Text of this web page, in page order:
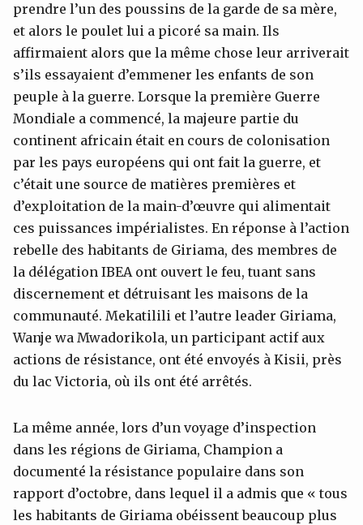
prendre l’un des poussins de la garde de sa mère,
et alors le poulet lui a picoré sa main. Ils
affirmaient alors que la même chose leur arriverait
s’ils essayaient d’emmener les enfants de son
peuple à la guerre. Lorsque la première Guerre
Mondiale a commencé, la majeure partie du
continent africain était en cours de colonisation
par les pays européens qui ont fait la guerre, et
c’était une source de matières premières et
d’exploitation de la main-d’œuvre qui alimentait
ces puissances impérialistes. En réponse à l’action
rebelle des habitants de Giriama, des membres de
la délégation IBEA ont ouvert le feu, tuant sans
discernement et détruisant les maisons de la
communauté. Mekatilili et l’autre leader Giriama,
Wanje wa Mwadorikola, un participant actif aux
actions de résistance, ont été envoyés à Kisii, près
du lac Victoria, où ils ont été arrêtés.
La même année, lors d’un voyage d’inspection
dans les régions de Giriama, Champion a
documenté la résistance populaire dans son
rapport d’octobre, dans lequel il a admis que « tous
les habitants de Giriama obéissent beaucoup plus